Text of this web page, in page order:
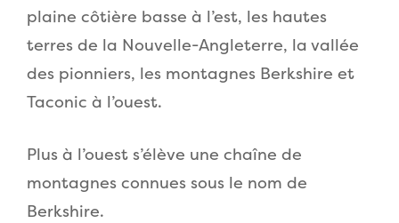
plaine côtière basse à l’est, les hautes
terres de la Nouvelle-Angleterre, la vallée
des pionniers, les montagnes Berkshire et
Taconic à l’ouest.
Plus à l’ouest s’élève une chaîne de
montagnes connues sous le nom de
Berkshire.